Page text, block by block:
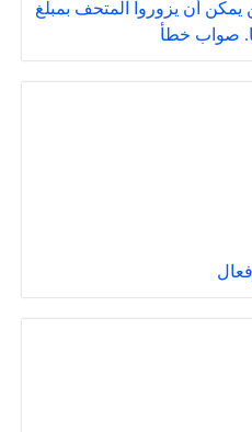
يمكن أن يزوروا المتحف بمبلغ